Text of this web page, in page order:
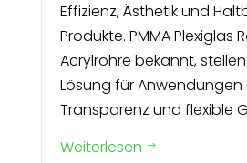
Effizienz, Ästhetik und
Produkte. PMMA Plexiglas
Acrylrohre bekannt,
Lösung für
Transparenz und flexible
Weiterlesen $